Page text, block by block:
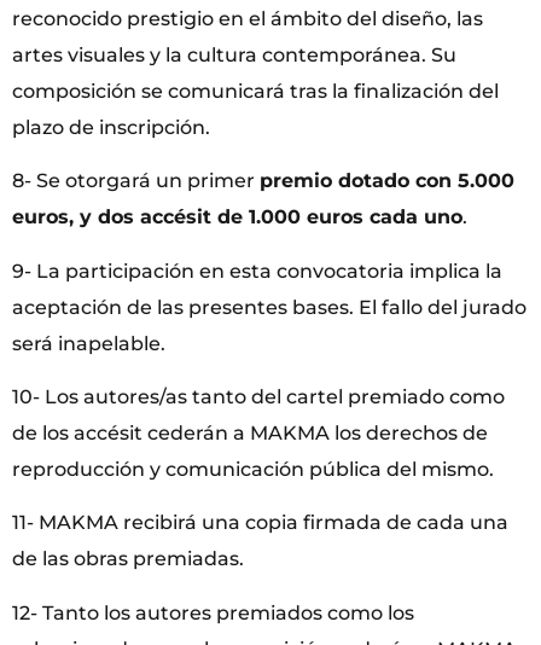
reconocido prestigio en el ámbito del diseño, las
artes visuales y la cultura contemporánea. Su
composición se comunicará tras la finalización del
plazo de inscripción.
8- Se otorgará un primer premio dotado con 5.000
euros, y dos accésit de 1.000 euros cada uno.
9- La participación en esta convocatoria implica la
aceptación de las presentes bases. El fallo del jurado
será inapelable.
10- Los autores/as tanto del cartel premiado como
de los accésit cederán a MAKMA los derechos de
reproducción y comunicación pública del mismo.
11- MAKMA recibirá una copia firmada de cada una
de las obras premiadas.
12- Tanto los autores premiados como los